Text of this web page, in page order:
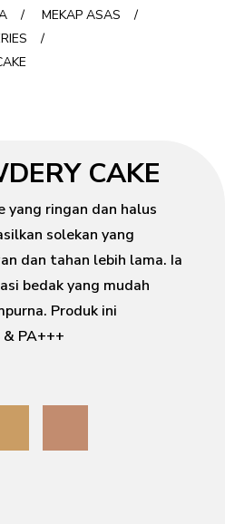
/ MEKAP ASAS
/
/
CAKE
yang ringan dan halus
solekan yang
dan tahan lebih lama. Ia
bedak yang mudah
Produk ini
PA+++